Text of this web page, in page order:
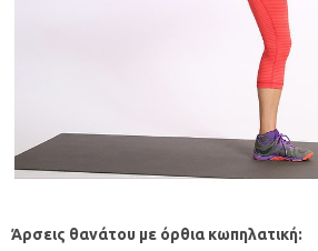
Άρσεις θανάτου με όρθια κωπηλατική: